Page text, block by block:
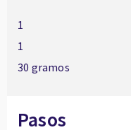
1
1
30 gramos
Pasos